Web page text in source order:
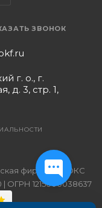
ЗВОНОК
г. о., г.
д. 3, стр. 1,
фирма ХОТОКС
1215000038637